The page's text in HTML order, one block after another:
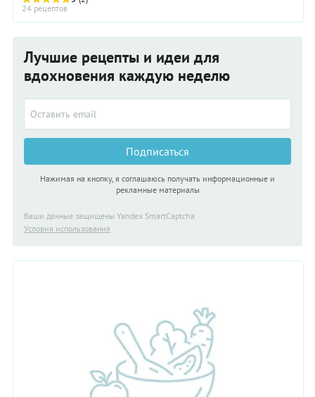
24 рецептов
Лучшие рецепты и идеи для
вдохновения каждую неделю
Подписаться
Нажимая на кнопку, я соглашаюсь получать информационные и
рекламные материалы
Ваши данные защищены Yandex SmartCaptcha
Условия использования